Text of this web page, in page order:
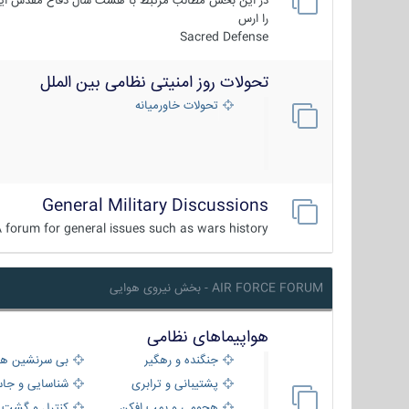
را ارس
Sacred Defense
تحولات روز امنیتی نظامی بین الملل
تحولات خاورمیانه
General Military Discussions
forum for general issues such as wars history ...
AIR FORCE FORUM - بخش نیروی هوایی
هواپیماهای نظامی
جنگنده و رهگیر
بی سرنشین
پشتیبانی و ترابری
شناسایی و